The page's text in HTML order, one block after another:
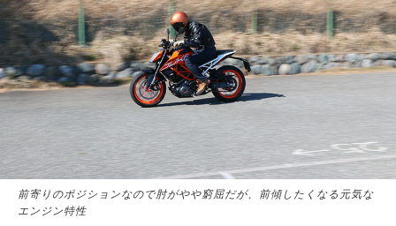
前寄りのポジションなので肘がやや窮屈だが、前傾したくなる元気な
エンジン特性